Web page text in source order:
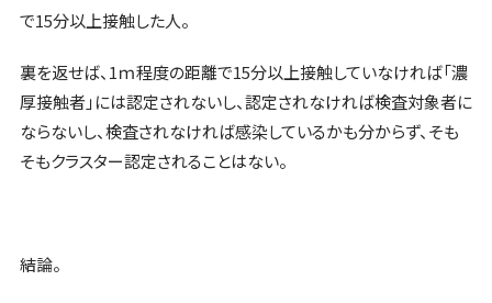
で15分以上接触した人。
裏を返せば、1ｍ程度の距離で15分以上接触していなければ「濃
厚接触者」には認定されないし、認定されなければ検査対象者に
ならないし、検査されなければ感染しているかも分からず、そも
そもクラスター認定されることはない。
結論。